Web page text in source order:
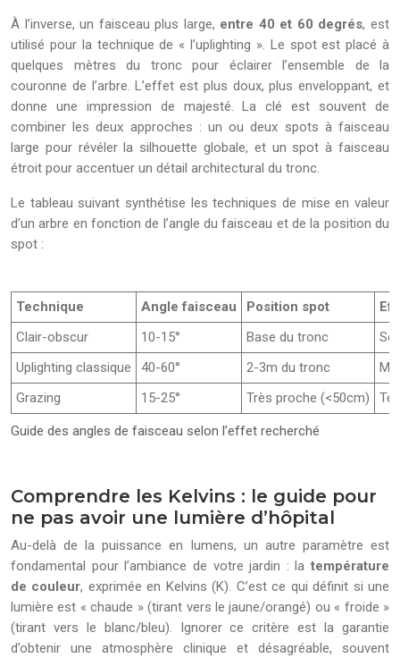
À l’inverse, un faisceau plus large, entre 40 et 60 degrés, est
utilisé pour la technique de « l’uplighting ». Le spot est placé à
quelques mètres du tronc pour éclairer l’ensemble de la
couronne de l’arbre. L’effet est plus doux, plus enveloppant, et
donne une impression de majesté. La clé est souvent de
combiner les deux approches : un ou deux spots à faisceau
large pour révéler la silhouette globale, et un spot à faisceau
étroit pour accentuer un détail architectural du tronc.
Le tableau suivant synthétise les techniques de mise en valeur
d’un arbre en fonction de l’angle du faisceau et de la position du
spot :
Guide des angles de faisceau selon l’effet recherché
Technique Angle faisceau Position spot
Clair-obscur
10-15° Base du tronc
Uplighting classique
40-60° 2-3m du tronc
Grazing
15-25° Très proche (<50cm)
Comprendre les Kelvins : le guide pour
ne pas avoir une lumière d’hôpital
Au-delà de la puissance en lumens, un autre paramètre est
fondamental pour l’ambiance de votre jardin : la température
de couleur, exprimée en Kelvins (K). C’est ce qui définit si une
lumière est « chaude » (tirant vers le jaune/orangé) ou « froide »
(tirant vers le blanc/bleu). Ignorer ce critère est la garantie
d’obtenir une atmosphère clinique et désagréable, souvent